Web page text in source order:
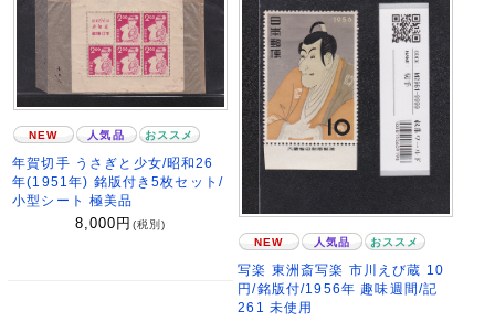
NEW 人気品 おススメ
年賀切手 うさぎと少女/昭和26
年(1951年) 銘版付き5枚セット/
小型シート 極美品
8,000 円 (税別)
NEW
人気品 おススメ
写楽 東洲斎写楽 市川えび蔵 10
円/銘版付/1956年 趣味週間/記
261 未使用